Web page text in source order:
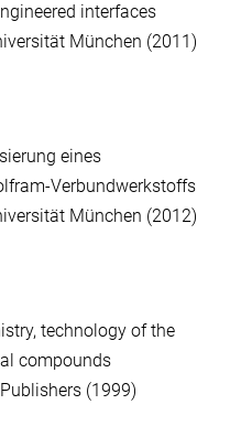
interfaces
München (2011)
eines
Verbundwerkstoffs
München (2012)
technology of the
compounds
(1999)